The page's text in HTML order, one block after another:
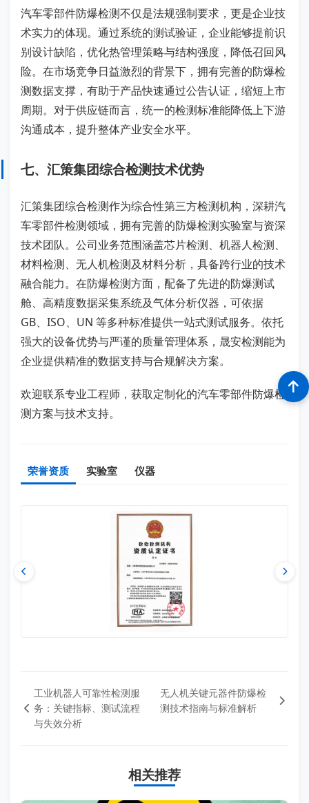
汽车零部件防爆检测不仅是法规强制要求，更是企业技
术实力的体现。通过系统的测试验证，企业能够提前识
别设计缺陷，优化热管理策略与结构强度，降低召回风
险。在市场竞争日益激烈的背景下，拥有完善的防爆检
测数据支撑，有助于产品快速通过公告认证，缩短上市
周期。对于供应链而言，统一的检测标准能降低上下游
沟通成本，提升整体产业安全水平。
七、汇策集团综合检测技术优势
汇策集团综合检测作为综合性第三方检测机构，深耕汽
车零部件检测领域，拥有完善的防爆检测实验室与资深
技术团队。公司业务范围涵盖芯片检测、机器人检测、
材料检测、无人机检测及材料分析，具备跨行业的技术
融合能力。在防爆检测方面，配备了先进的防爆测试
舱、高精度数据采集系统及气体分析仪器，可依据
GB、ISO、UN 等多种标准提供一站式测试服务。依托
强大的设备优势与严谨的质量管理体系，晟安检测能为
企业提供精准的数据支持与合规解决方案。
欢迎联系专业工程师，获取定制化的汽车零部件防爆检
测方案与技术支持。
荣誉资质 实验室 仪器
工业机器人可靠性检测服
务：关键指标、测试流程
与失效分析
无人机关键元器件防爆检
测技术指南与标准解析
相关推荐